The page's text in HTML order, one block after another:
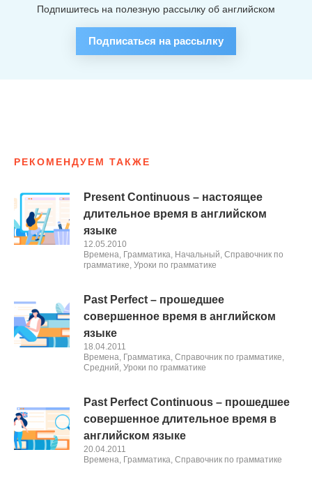
Подпишитесь на полезную рассылку об английском
Подписаться на рассылку
РЕКОМЕНДУЕМ ТАКЖЕ
Present Continuous – настоящее
длительное время в английском
языке
12.05.2010
Времена, Грамматика, Начальный, Справочник по
грамматике, Уроки по грамматике
Past Perfect – прошедшее
совершенное время в английском
языке
18.04.2011
Времена, Грамматика, Справочник по грамматике,
Средний, Уроки по грамматике
Past Perfect Continuous – прошедшее
совершенное длительное время в
английском языке
20.04.2011
Времена, Грамматика, Справочник по грамматике